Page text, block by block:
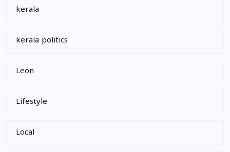
kerala
kerala politics
Leon
Lifestyle
Local